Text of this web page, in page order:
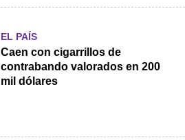
EL PAÍS
Caen con cigarrillos de
contrabando valorados en 200
mil dólares